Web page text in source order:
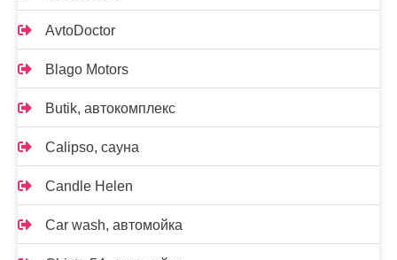
AvtoDoctor
Blago Motors
Butik, автокомплекс
Calipso, сауна
Candle Helen
Car wash, автомойка